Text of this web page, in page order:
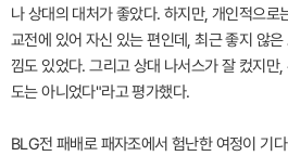
나 상대의 대처가 좋았다. 하지만, 개인적으로
교전에 있어 자신 있는 편인데, 최근 좋지 않
낌도 있었다. 그리고 상대 나서스가 잘 컸지만
도는 아니었다"라고 평가했다.
BLG전 패배로 패자조에서 험난한 여정이 기